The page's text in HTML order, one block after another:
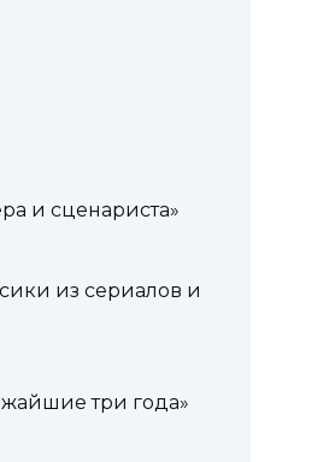
и сценариста»
из сериалов и
три года»